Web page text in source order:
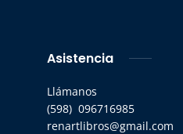
Asistencia
Llámanos
(598) 096716985
renartlibros@gmail.com